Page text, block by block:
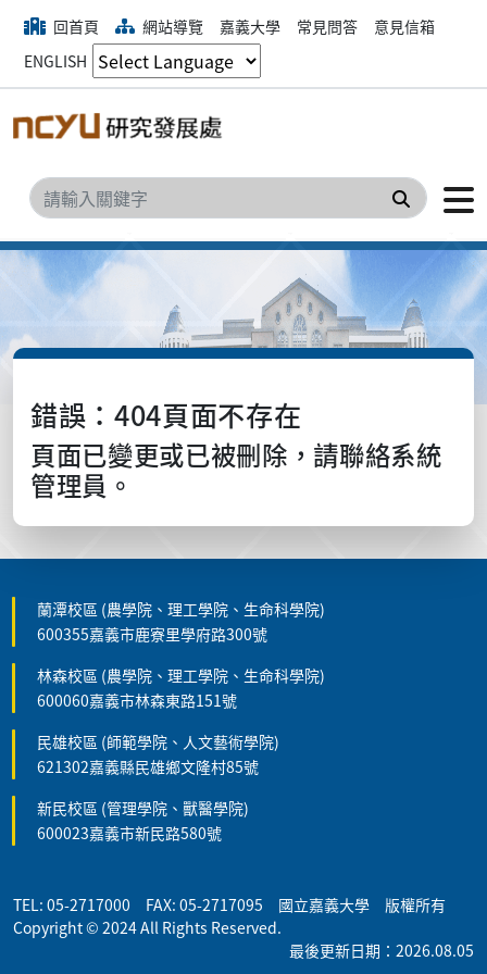
回首頁 網站導覽 嘉義大學 常見問答
意見信箱
ENGLISH
搜尋
錯誤：404頁面不存在
頁面已變更或已被刪除，請聯絡系統
管理員。
蘭潭校區 (農學院、理工學院、生命科學院)
600355嘉義市鹿寮里學府路300號
林森校區 (農學院、理工學院、生命科學院)
600060嘉義市林森東路151號
民雄校區 (師範學院、人文藝術學院)
621302嘉義縣民雄鄉文隆村85號
新民校區 (管理學院、獸醫學院)
600023嘉義市新民路580號
TEL: 05-2717000 FAX: 05-2717095 國立嘉義大學 版權所有
Copyright © 2024 All Rights Reserved.
最後更新日期：2026.08.05